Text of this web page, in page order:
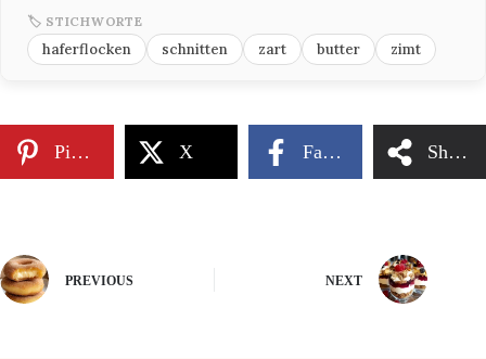
🏷 STICHWORTE
haferflocken schnitten zart butter zimt
Pinterest X Facebook Share
PREVIOUS NEXT